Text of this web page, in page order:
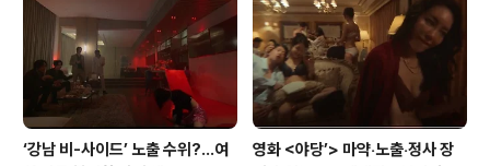
www.neocross.net 오늘 아침 재난 문자가 울렸다. 북
한이 오물 풍선을 보냈다는 것이다. 뉴스에 따르면 8일 밤
부터..
‘강남 비-사이드’ 노출 수위?…여
영화 <야당’> 마약‧노출‧정사 장